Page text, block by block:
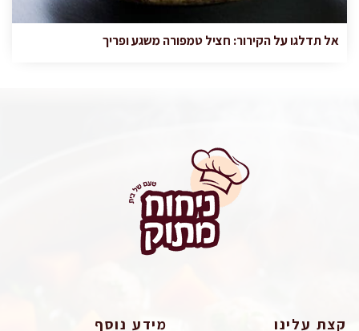
אל תדלגו על הקירור: חציל טמפורה משגע ופריך
קצת עלינו מידע נוסף